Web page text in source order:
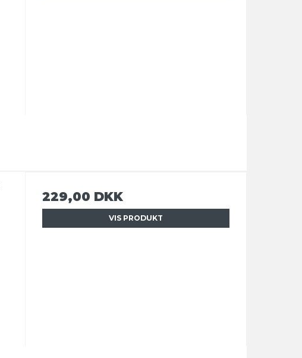
229,00 DKK
VIS PRODUKT